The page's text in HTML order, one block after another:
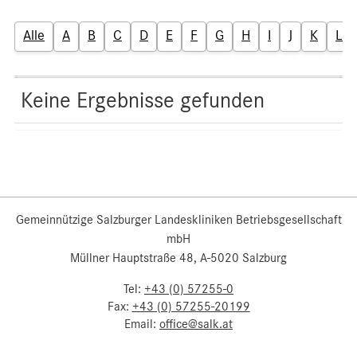
Alle A B C D E F G H I J K L
Keine Ergebnisse gefunden
Gemeinnützige Salzburger Landeskliniken Betriebsgesellschaft
mbH
Müllner Hauptstraße 48, A-5020 Salzburg
Tel: +43 (0) 57255-0
Fax: +43 (0) 57255-20199
Email: office@salk.at